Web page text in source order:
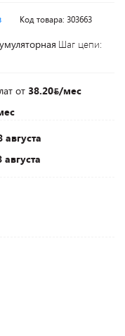
Код товара: 303663
Шаг цепи:
от 38.20 /мес
августа
августа